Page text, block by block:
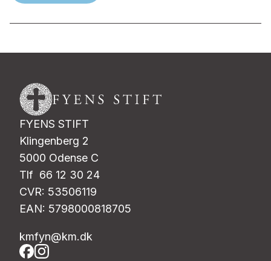
FYENS STIFT
Klingenberg 2
5000 Odense C
Tlf 66 12 30 24
CVR: 53506119
EAN: 5798000818705
kmfyn@km.dk